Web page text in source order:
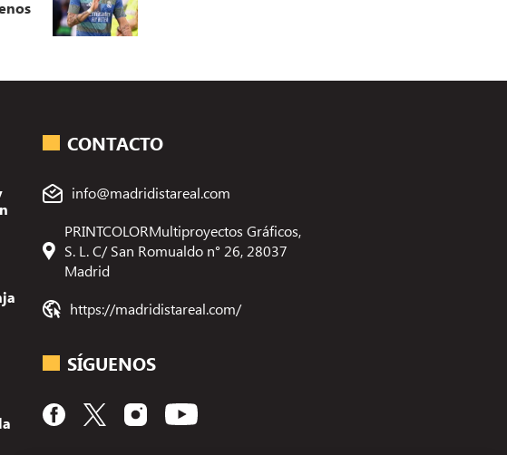
CONTACTO
info@madridistareal.com
PRINTCOLORMultiproyectos Gráficos,
S. L. C/ San Romualdo n° 26, 28037
Madrid
https://madridistareal.com/
SÍGUENOS